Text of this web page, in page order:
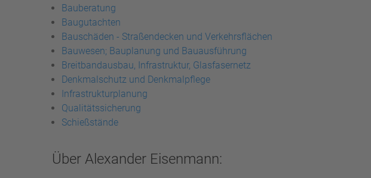
Bauberatung
Baugutachten
Bauschäden - Straßendecken und Verkehrsflächen
Bauwesen; Bauplanung und Bauausführung
Breitbandausbau, Infrastruktur, Glasfasernetz
Denkmalschutz und Denkmalpflege
Infrastrukturplanung
Qualitätssicherung
Schießstände
Über Alexander Eisenmann: